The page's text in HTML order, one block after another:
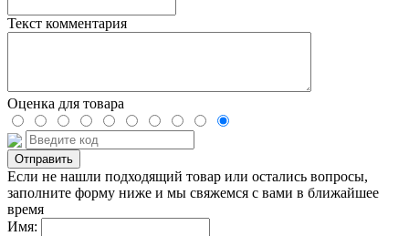
Текст комментария
Оценка для товара
Если не нашли подходящий товар или остались вопросы,
заполните форму ниже и мы свяжемся с вами в ближайшее
время
Имя: